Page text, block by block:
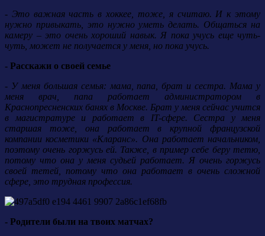
- Это важная часть в хоккее, тоже, я считаю. И к этому
нужно привыкать, это нужно уметь делать. Общаться на
камеру – это очень хороший навык. Я пока учусь еще чуть-
чуть, может не получается у меня, но пока учусь.
- Расскажи о своей семье
- У меня большая семья: мама, папа, брат и сестра. Мама у
меня врач, папа работает администратором в
Краснопресненских банях в Москве. Брат у меня сейчас учится
в магистратуре и работает в IT-сфере. Сестра у меня
старшая тоже, она работает в крупной французской
компании косметики «Кларанс». Она работает начальником,
поэтому очень горжусь ей. Также, в пример себе беру тетю,
потому что она у меня судьей работает. Я очень горжусь
своей тетей, потому что она работает в очень сложной
сфере, это трудная профессия.
- Родители были на твоих матчах?